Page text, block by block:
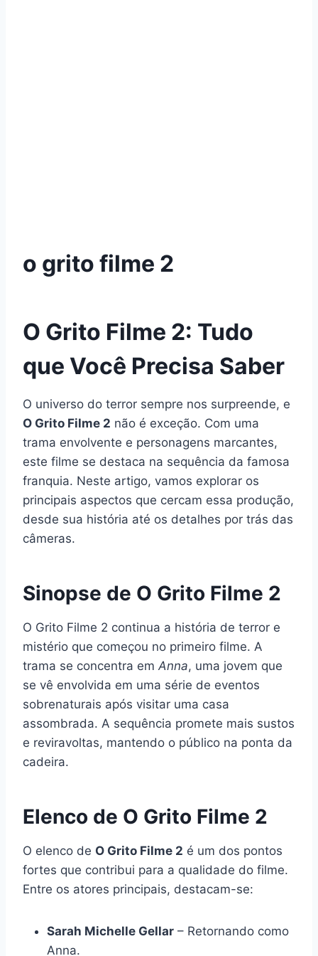
o grito filme 2
O Grito Filme 2: Tudo
que Você Precisa Saber
O universo do terror sempre nos surpreende, e
O Grito Filme 2 não é exceção. Com uma
trama envolvente e personagens marcantes,
este filme se destaca na sequência da famosa
franquia. Neste artigo, vamos explorar os
principais aspectos que cercam essa produção,
desde sua história até os detalhes por trás das
câmeras.
Sinopse de O Grito Filme 2
O Grito Filme 2 continua a história de terror e
mistério que começou no primeiro filme. A
trama se concentra em Anna, uma jovem que
se vê envolvida em uma série de eventos
sobrenaturais após visitar uma casa
assombrada. A sequência promete mais sustos
e reviravoltas, mantendo o público na ponta da
cadeira.
Elenco de O Grito Filme 2
O elenco de O Grito Filme 2 é um dos pontos
fortes que contribui para a qualidade do filme.
Entre os atores principais, destacam-se:
Sarah Michelle Gellar – Retornando como
Anna.